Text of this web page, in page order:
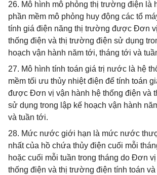
26. Mô hình mô phỏng thị trường điện là
phần mềm mô phỏng huy động các tổ
tính giá điện năng thị trường được Đơn
thống điện và thị trường điện sử dụng
hoạch vận hành năm tới, tháng tới và
27. Mô hình tính toán giá trị nước là hệ
mềm tối ưu thủy nhiệt điện để tính toán
được Đơn vị vận hành hệ thống điện và
sử dụng trong lập kế hoạch vận hành
và tuần tới.
28. Mức nước giới hạn là mức nước
nhất của hồ chứa thủy điện cuối mỗi
hoặc cuối mỗi tuần trong tháng do Đơn
thống điện và thị trường điện tính toán và